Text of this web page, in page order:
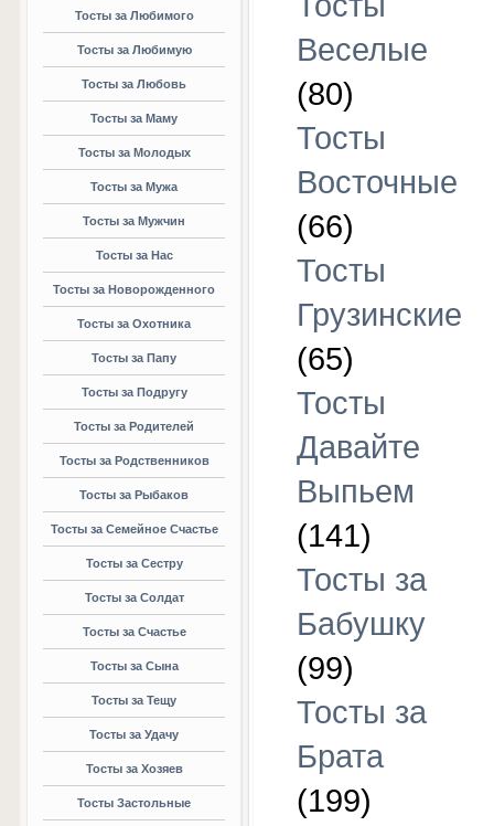
Тосты за Любимого
Тосты за Любимую
Тосты за Любовь
Тосты за Маму
Тосты за Молодых
Тосты за Мужа
Тосты за Мужчин
Тосты за Нас
Тосты за Новорожденного
Тосты за Охотника
Тосты за Папу
Тосты за Подругу
Тосты за Родителей
Тосты за Родственников
Тосты за Рыбаков
Тосты за Семейное Счастье
Тосты за Сестру
Тосты за Солдат
Тосты за Счастье
Тосты за Сына
Тосты за Тещу
Тосты за Удачу
Тосты за Хозяев
Тосты Застольные
Веселые
(80)
Тосты
Восточные
(66)
Тосты
Грузинские
(65)
Тосты
Давайте
Выпьем
(141)
Тосты за
Бабушку
(99)
Тосты за
Брата
(199)